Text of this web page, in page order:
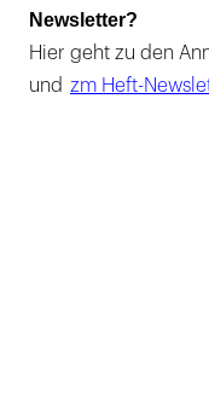
Newsletter?
Hier geht zu den
und zm Heft-